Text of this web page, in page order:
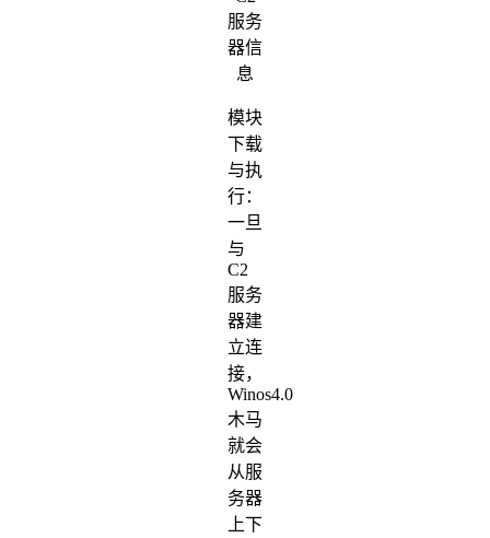
服务
器信
息
模块
下载
与执
行：
一旦
与
C2
服务
器建
立连
接，
Winos4.0
木马
就会
从服
务器
上下